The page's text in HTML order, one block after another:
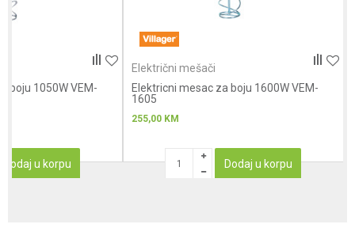
POŠALJI
boju 1050W VEM-
Dodaj u korpu
Električni mešači
Elektricni mesac za boju 1600W VEM-
1605
255,00 KM
Dodaj u korpu